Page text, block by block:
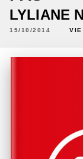
LYLIANE
15/10/2014 VIE